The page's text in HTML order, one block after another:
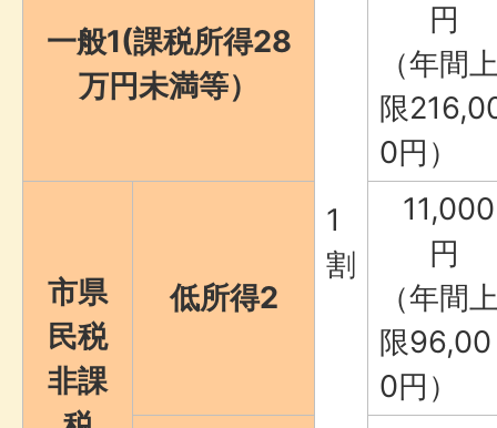
一般1(課税所得28
万円未満等）
1
割
円
（年間
限
0円）
市県
民税
非課
低所得2
11,000
円
（年間
限96,00
0円）